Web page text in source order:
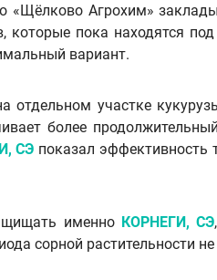
Агрохим»
которые пока находятся
вариант.
участке
более
СЭ показал эффективность
именно КОРНЕГИ, СЭ
сорной растительности